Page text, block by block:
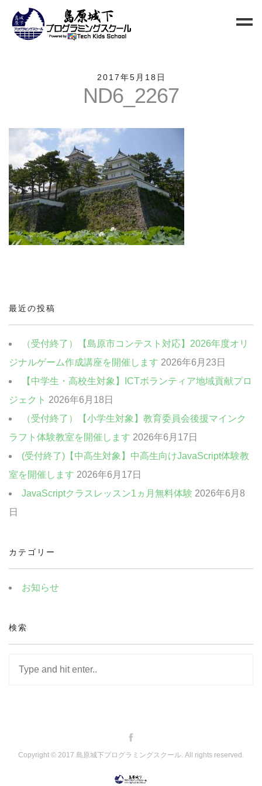
お問い合わせ
クラス
小中高校生向けクラス
QUREO初級クラス
QUREO中級クラス
電子工作部
2017年5月18日
ND6_2267
最近の投稿
（受付終了）【島原市コンテスト対応】2026年度オリ
ジナルゲーム作成講座を開催します 2026年6月23日
【中学生・高校生対象】ICTボランティア地域貢献プロ
ジェクト 2026年6月18日
（受付終了）【小学生対象】教育委員会後援マインク
ラフト体験教室を開催します 2026年6月17日
(受付終了)【中高生対象】中高生向けJavaScript体験教
室を開催します 2026年6月17日
JavaScriptクラスレッスン1ヵ月無料体験 2026年6月8
日
カテゴリー
お知らせ
検索
Copyright © 2017 島原城下プログラミングスクール. All rights reserved.